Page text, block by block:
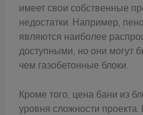
имеет свои собственные
недостатки. Например,
являются наиболее
доступными, но они могут
чем газобетонные блоки.
Кроме того, цена бани из
уровня сложности